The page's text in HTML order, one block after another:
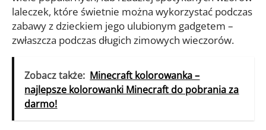
laleczek, które świetnie można wykorzystać podczas
zabawy z dzieckiem jego ulubionym gadgetem –
zwłaszcza podczas długich zimowych wieczorów.
Zobacz także: Minecraft kolorowanka –
najlepsze kolorowanki Minecraft do pobrania za
darmo!